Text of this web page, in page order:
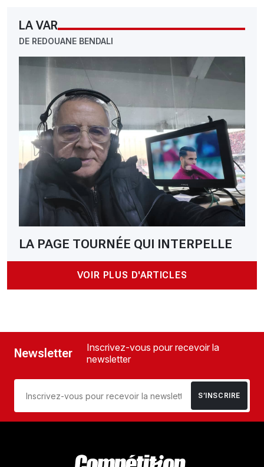
LA VAR
DE REDOUANE BENDALI
LA PAGE TOURNÉE QUI INTERPELLE
VOIR PLUS D'ARTICLES
Newsletter
Inscrivez-vous pour recevoir la
newsletter
S’INSCRIRE